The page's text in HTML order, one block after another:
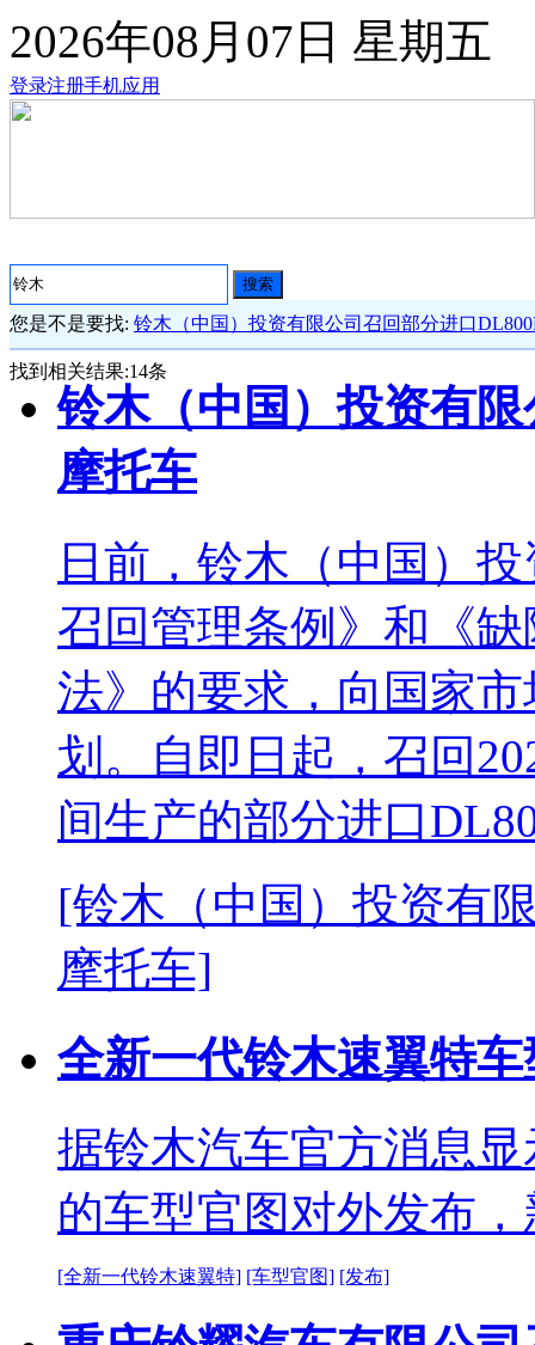
2026年08月07日 星期五
登录注册手机应用
搜索
您是不是要找: 铃木（中国）投资有限公司召回部分进口
找到相关结果:14条
铃木（中国）投资有
摩托车
日前，铃木（中国）
召回管理条例》和《
法》的要求，向国家
划。自即日起，召回
间生产的部分进口
[铃木（中国）投资有
摩托车]
全新一代铃木速翼特
据铃木汽车官方消息
的车型官图对外发布
[全新一代铃木速翼特] [车型官图] [发布]